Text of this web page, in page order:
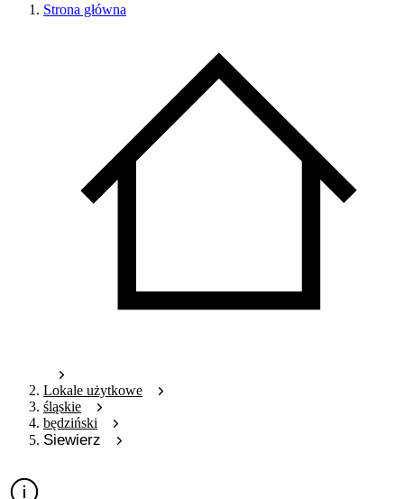
Strona główna
Lokale użytkowe
śląskie
będziński
Siewierz